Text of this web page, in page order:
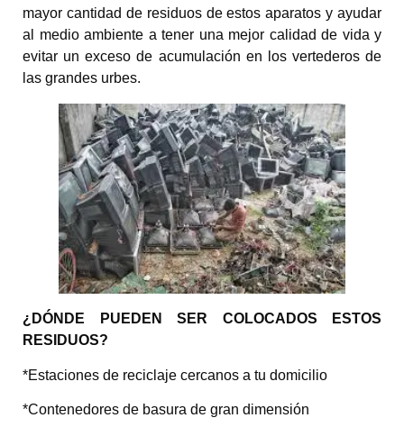
mayor cantidad de residuos de estos aparatos y ayudar
al medio ambiente a tener una mejor calidad de vida y
evitar un exceso de acumulación en los vertederos de
las grandes urbes.
¿DÓNDE PUEDEN SER COLOCADOS ESTOS
RESIDUOS?
*Estaciones de reciclaje cercanos a tu domicilio
*Contenedores de basura de gran dimensión